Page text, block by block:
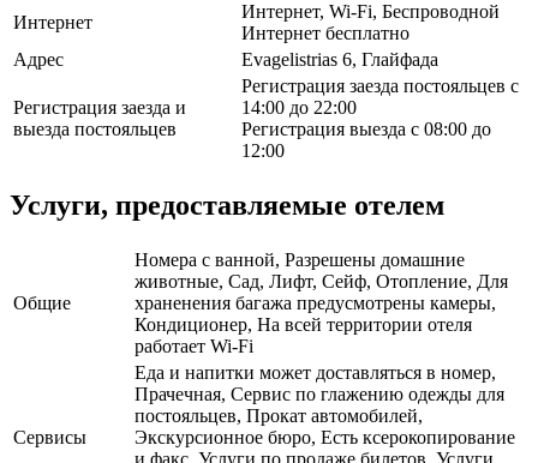
Интернет
Интернет, Wi-Fi, Беспроводной
Интернет бесплатно
Адрес
Evagelistrias 6, Глайфада
Регистрация заезда и
выезда постояльцев
Регистрация заезда постояльцев с
14:00 до 22:00
Регистрация выезда с 08:00 до
12:00
Услуги, предоставляемые отелем
Общие
Номера с ванной, Разрешены домашние
животные, Сад, Лифт, Сейф, Отопление, Для
храненения багажа предусмотрены камеры,
Кондиционер, На всей территории отеля
работает Wi-Fi
Сервисы
Еда и напитки может доставляться в номер,
Прачечная, Сервис по глажению одежды для
постояльцев, Прокат автомобилей,
Экскурсионное бюро, Есть ксерокопирование